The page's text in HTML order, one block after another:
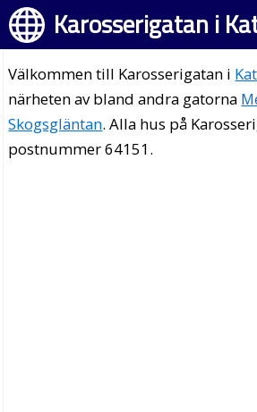
Karosserigatan i
Välkommen till Karosserigatan i
närheten av bland andra gatorna
Skogsgläntan. Alla hus på
postnummer 64151.